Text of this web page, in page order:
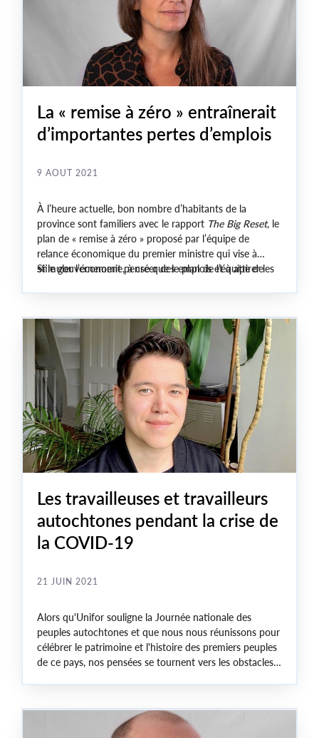
La « remise à zéro » entraînerait
d’importantes pertes d’emplois
9 AOUT 2021
À l’heure actuelle, bon nombre d’habitants de la
province sont familiers avec le rapport The Big Reset, le
plan de « remise à zéro » proposé par l’équipe de
relance économique du premier ministre qui vise à
stimuler l’économie, à créer des emplois et à attirer les
Si le gouvernement pense que le plan de l’équipe de
Les travailleuses et travailleurs
autochtones pendant la crise de
la COVID-19
21 JUIN 2021
Alors qu'Unifor souligne la Journée nationale des
peuples autochtones et que nous nous réunissons pour
célébrer le patrimoine et l'histoire des premiers peuples
de ce pays, nos pensées se tournent vers les obstacles
violent et constant du colonialisme.